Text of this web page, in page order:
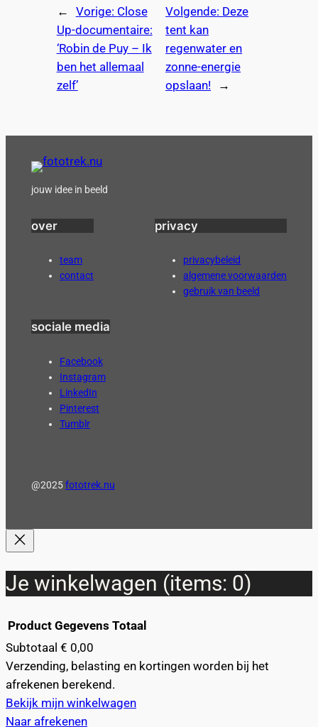
← Vorige: Close
Up-documentaire:
‘Robin de Puy – Ik
ben het allemaal
zelf’
Volgende: Deze
tent kan
regenwater en
zonne-energie
opslaan!
→
jouw idee in beeld
over
team
contact
privacy
privacybeleid
algemene voorwaarden
gebruik van beeld
sociale media
Facebook
Instagram
LinkedIn
Pinterest
Tumblr
@2025fototrek.nu
Je winkelwagen (items: 0)
Producten
in
winkelwagen
Product Gegevens Totaal
Subtotaal € 0,00
Verzending, belasting en kortingen worden bij het
afrekenen berekend.
Bekijk mijn winkelwagen
Naar afrekenen